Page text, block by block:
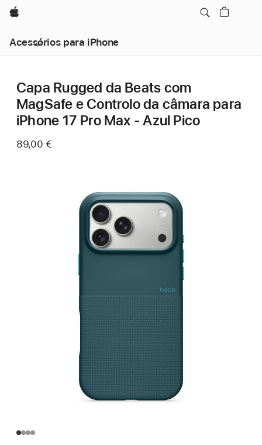
Apple
Acessórios para iPhone
Capa Rugged da Beats com
MagSafe e Controlo da câmara para
iPhone 17 Pro Max - Azul Pico
89,00 €